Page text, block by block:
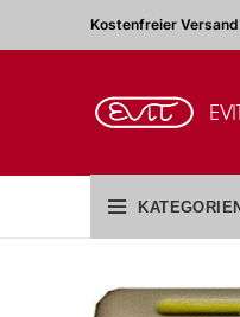
Kostenfreier